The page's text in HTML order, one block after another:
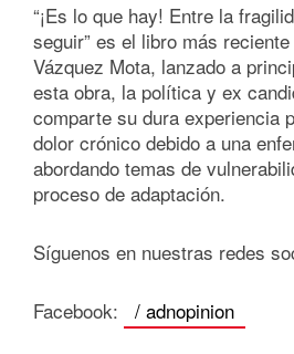
“¡Es lo que hay! Entre la
seguir” es el libro más
Vázquez Mota, lanzado a
esta obra, la política y ex
comparte su dura experiencia
dolor crónico debido a una
abordando temas de
proceso de adaptación.
Síguenos en nuestras redes
Facebook: / adnopinion